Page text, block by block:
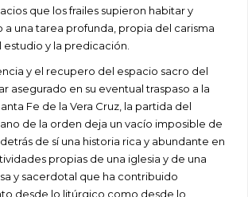
que los frailes supieron habitar y
una tarea profunda, propia del carisma
estudio y la predicación.
y el recupero del espacio sacro del
asegurado en su eventual traspaso a la
Fe de la Vera Cruz, la partida del
de la orden deja un vacío imposible de
de sí una historia rica y abundante en
propias de una iglesia y de una
y sacerdotal que ha contribuido
desde lo litúrgico como desde lo